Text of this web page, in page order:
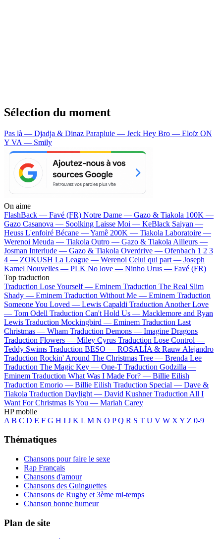
Sélection du moment
Pas là — Djadja & Dinaz Parapluie — Jeck Hey Bro — Eloïz ON
Y VA — Smily
On aime
FlashBack — Favé (FR) Notre Dame — Gazo & Tiakola 100K —
Gazo Casanova — Soolking Laisse Moi — KeBlack Saiyan —
Heuss L'enfoiré Bécane —Yamê 200K — Tiakola Laboratoire —
Werenoi Meuda — Tiakola Outro — Gazo & Tiakola Ailleurs —
Josman Interlude — Gazo & Tiakola Overdrive — Ofenbach 1 2 3
4 — ZOKUSH La League — Werenoi Celui qui part — Joseph
Kamel Nouvelles — PLK No love — Ninho Urus — Favé (FR)
Top traduction
Traduction Lose Yourself — Eminem Traduction The Real Slim
Shady — Eminem Traduction Without Me — Eminem Traduction
Someone You Loved — Lewis Capaldi Traduction Another Love
— Tom Odell Traduction Can't Hold Us — Macklemore and Ryan
Lewis Traduction Mockingbird — Eminem Traduction Last
Christmas — Wham Traduction Demons — Imagine Dragons
Traduction Flowers — Miley Cyrus Traduction Lose Control —
Teddy Swims Traduction BESO — ROSALÍA & Rauw Alejandro
Traduction Rockin' Around The Christmas Tree — Brenda Lee
Traduction The Magic Key — One-T Traduction Godzilla —
Eminem Traduction What Was I Made For? — Billie Eilish
Traduction Emorio — Billie Eilish Traduction Special — Dave &
Tiakola Traduction Daylight — David Kushner Traduction All I
Want For Christmas Is You — Mariah Carey
HP mobile
A B C D E F G H I J K L M N O P Q R S T U V W X Y Z 0-9
Thématiques
Chansons pour faire le sexe
Rap Français
Chansons d'amour
Chansons des Guinguettes
Chansons de Rugby et 3ème mi-temps
Chanson bonne humeur
Plan de site